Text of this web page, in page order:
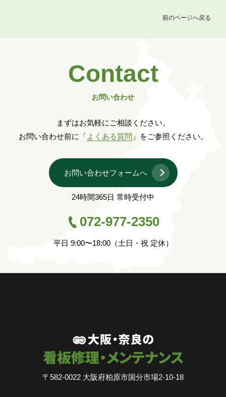
前のページへ戻る
Contact
お問い合わせ
まずはお気軽にご相談ください。
お問い合わせ前に「よくある質問 」をご参照ください。
お問い合わせフォームへ
24時間365日 常時受付中
072-977-2350
平日 9:00〜18:00（土日・祝 定休）
〒582-0022 大阪府柏原市国分市場2-10-18